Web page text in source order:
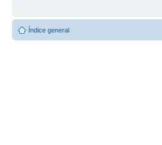
Índice general